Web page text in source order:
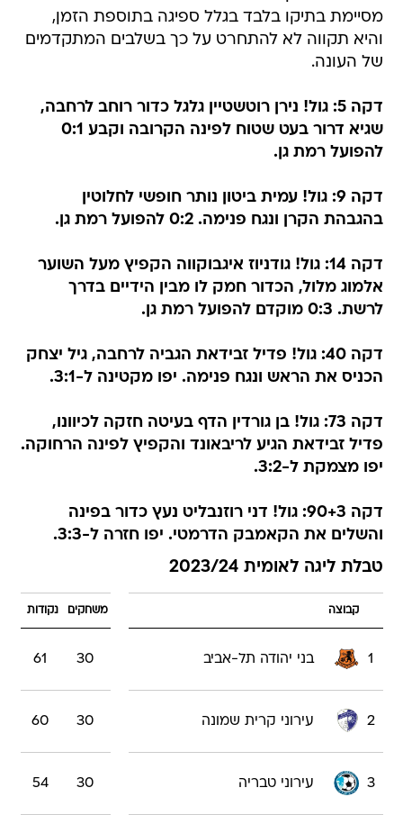
מסיימת בתיקו בלבד בגלל ספיגה בתוספת הזמן,
והיא תקווה לא להתחרט על כך בשלבים המתקדמים
של העונה.
דקה 5: גול! נירן רוטשטיין גלגל כדור רוחב לרחבה,
שגיא דרור בעט שטוח לפינה הקרובה וקבע 0:1
להפועל רמת גן.
דקה 9: גול! עמית ביטון נותר חופשי לחלוטין
בהגבהת הקרן ונגח פנימה. 0:2 להפועל רמת גן.
דקה 14: גול! גודניוז איגבוקווה הקפיץ מעל השוער
אלמוג מלול, הכדור חמק לו מבין הידיים בדרך
לרשת. 0:3 מוקדם להפועל רמת גן.
דקה 40: גול! פדיל זבידאת הגביה לרחבה, גיל יצחק
הכניס את הראש ונגח פנימה. יפו מקטינה ל-3:1.
דקה 73: גול! בן גורדין הדף בעיטה חזקה לכיוונו,
פדיל זבידאת הגיע לריבאונד והקפיץ לפינה הרחוקה.
יפו מצמקת ל-3:2.
דקה 90+3: גול! דני רוזנבליט נעץ כדור בפינה
והשלים את הקאמבק הדרמטי. יפו חזרה ל-3:3.
טבלת ליגה לאומית 2023/24
קבוצה משחקים נקודות
1 בני יהודה תל-אביב 30
61
2 עירוני קרית שמונה 30
60
3 עירוני טבריה 30
54